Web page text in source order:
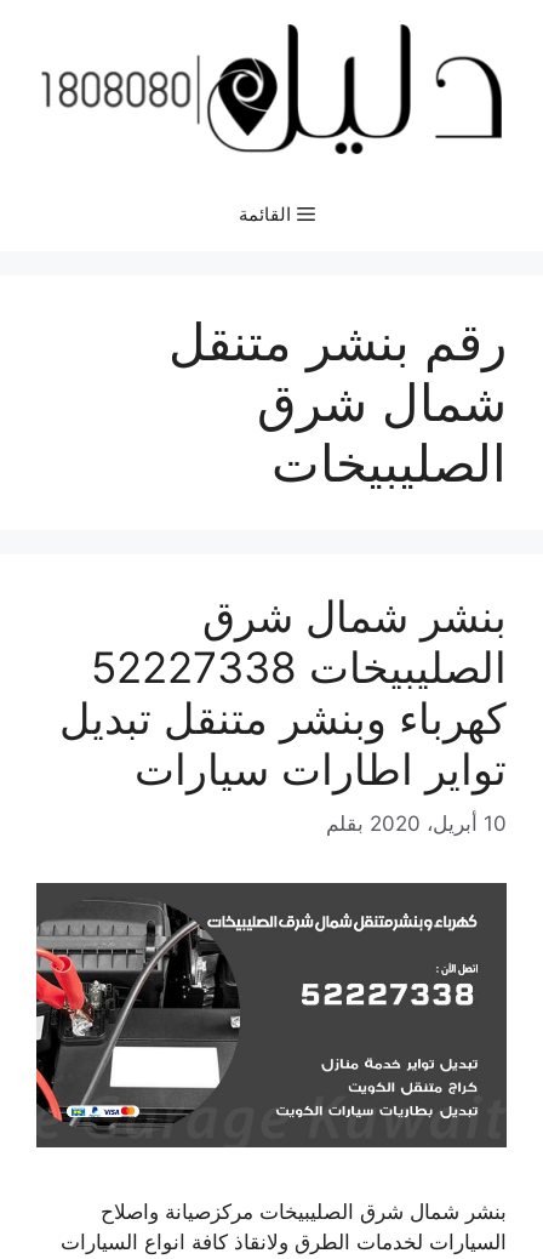
المحتوى
القائمة
رقم بنشر متنقل
شمال شرق
الصليبيخات
بنشر شمال شرق
الصليبيخات 52227338
كهرباء وبنشر متنقل تبديل
تواير اطارات سيارات
10 أبريل، 2020 بقلم
بنشر شمال شرق الصليبيخات مركزصيانة واصلاح
السيارات لخدمات الطرق ولانقاذ كافة انواع السيارات